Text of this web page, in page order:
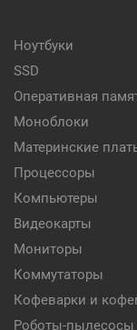
Ноутбуки
SSD
Оперативная
Моноблоки
Материнские
Процессоры
Компьютеры
Видеокарты
Мониторы
Коммутаторы
Кофеварки и
Роботы-пылесосы